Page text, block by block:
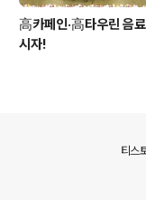
高카페인·高타우린 음
시자!
티스